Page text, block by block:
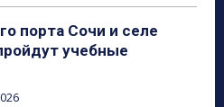
порта Сочи и селе
учебные